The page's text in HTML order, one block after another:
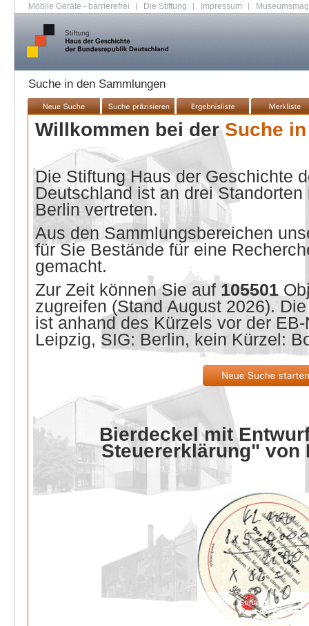
Mobile Geräte - barrierefrei | Die Stiftung | Impressum |
Suche in den Sammlungen
Willkommen bei derSuche
Die Stiftung Haus der Geschichte
Deutschland ist an drei
Berlin vertreten.
Aus den Sammlungsbereichen
für Sie Bestände für eine
gemacht.
Zur Zeit können Sie auf 105501
zugreifen (Stand August 2026).
ist anhand des Kürzels vor der
Leipzig, SIG: Berlin, kein Kürzel:
Bierdeckel mit
Steuererklärung" von